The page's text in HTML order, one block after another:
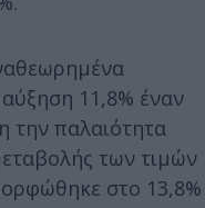
αύξηση 11,8% έναν
την παλαιότητα
των τιμών
στο 13,8%